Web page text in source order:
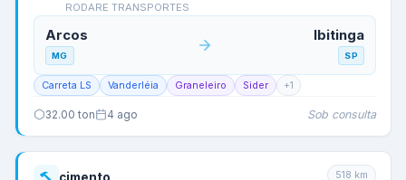
RODARE TRANSPORTES
Arcos
MG
Ibitinga
SP
Carreta LS Vanderléia Graneleiro Sider +1
32.00 ton 4 ago Sob consulta
518 km